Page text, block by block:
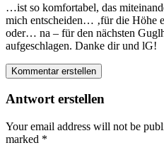
…ist so komfortabel, das
mich entscheiden… ‚für die Höhe
oder… na – für den nächsten
aufgeschlagen. Danke dir und lG!
Kommentar erstellen
Antwort erstellen
Your email address will not be
marked *